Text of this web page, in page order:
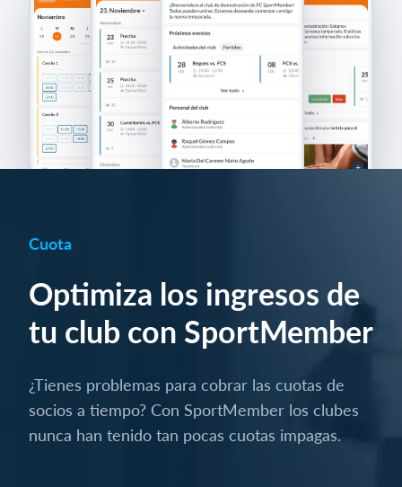
Cuota
Optimiza los ingresos de
tu club con SportMember
¿Tienes problemas para cobrar las cuotas de
socios a tiempo? Con SportMember los clubes
nunca han tenido tan pocas cuotas impagas.